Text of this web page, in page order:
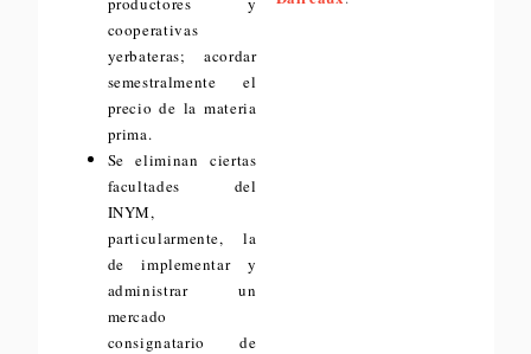
cooperativas
yerbateras; acordar
semestralmente el
precio de la materia
prima.
Se eliminan ciertas
facultades del
INYM,
particularmente, la
de implementar y
administrar un
mercado
consignatario de